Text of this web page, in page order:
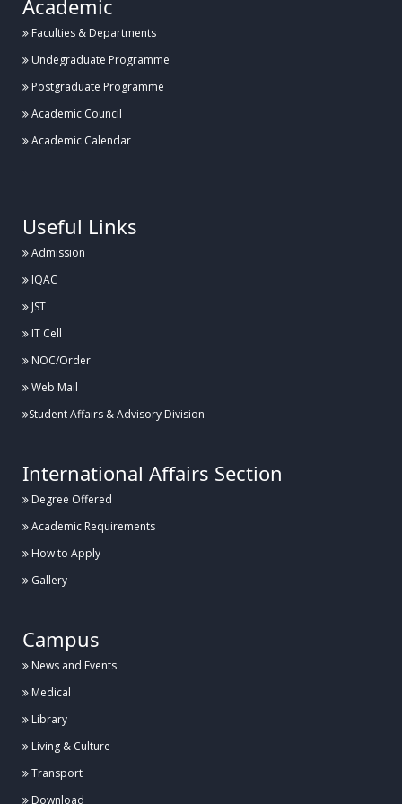
Posted: ২৭ জুলাই, হাবিপ্রবি, দিনাজপুর
হাবিপ্রবিতে ব্যাডমিন্টন কার্নিভাল ১.০ এর উদ্বোধন
Posted:
Posted:২৬ জুলাই, হাবিপ্রবি, দিনাজপুর
Posted:১৬ জুলাই, হাবিপ্রবি, দিনাজপুর
হাবিপ্রবি'র শহীদ রাষ্ট্রপতি জিয়াউর রহমানের হলের সংস্কার কাজের উদ্বোধন
আন্তঃবিশ্ববিদ্যালয় তায়কোয়ানডো ও কারাতে প্রতিযোগিতা ২০২৬ এ হাবিপ্রবি’র সাফল্য
হাবিপ্রবিতে প্রথমবারের মতো আন্তর্জাতিক কংগ্রেস ICBISET-2026 অনুষ্ঠিত
Academic
Faculties & Departments
Undegraduate Programme
Postgraduate Programme
Academic Council
Academic Calendar
Useful Links
Admission
IQAC
JST
IT Cell
NOC/Order
Web Mail
Student Affairs & Advisory Division
International Affairs Section
Degree Offered
Academic Requirements
How to Apply
Gallery
Campus
News and Events
Medical
Library
Living & Culture
Transport
Download